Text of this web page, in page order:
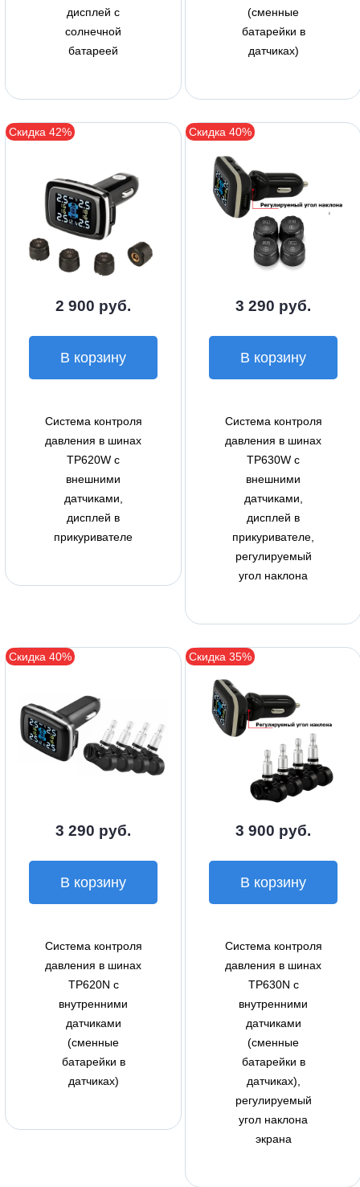
дисплей с
солнечной
батареей
(сменные
батарейки в
датчиках)
Скидка 42%
2 900 руб.
В корзину
Система контроля
давления в шинах
TP620W с
внешними
датчиками,
дисплей в
прикуривателе
Скидка 40%
3 290 руб.
В корзину
Система контроля
давления в шинах
TP630W с
внешними
датчиками,
дисплей в
прикуривателе,
регулируемый
угол наклона
Скидка 40%
3 290 руб.
В корзину
Система контроля
давления в шинах
TP620N с
внутренними
датчиками
(сменные
батарейки в
датчиках)
Скидка 35%
3 900 руб.
В корзину
Система контроля
давления в шинах
TP630N с
внутренними
датчиками
(сменные
батарейки в
датчиках),
регулируемый
угол наклона
экрана